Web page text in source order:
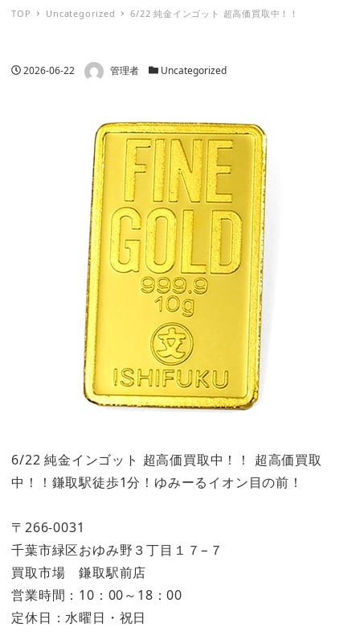
TOP Uncategorized 6/22 純金インゴット 超高価買取中！！
投稿日
2026-06-22 著者 管理者 カテゴリー
Uncategorized
6/22 純金インゴット 超高価買取中！！ 超高価買取
中！！鎌取駅徒歩1分！ゆみーるイオン目の前！
〒266-0031
千葉市緑区おゆみ野３丁目１７−７
買取市場 鎌取駅前店
営業時間：10：00～18：00
定休日：水曜日・祝日